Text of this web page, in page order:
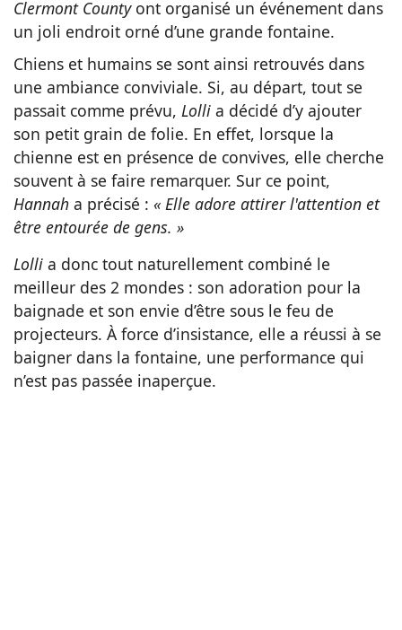
Clermont Countyont organisé un événement dans
un joli endroit orné d’une grande fontaine.
Chiens et humains se sont ainsi retrouvés dans
une ambiance conviviale. Si, au départ, tout se
passait comme prévu, Lolli a décidé d’y ajouter
son petit grain de folie. En effet, lorsque la
chienne est en présence de convives, elle cherche
souvent à se faire remarquer. Sur ce point,
Hannah a précisé : « Elle adore attirer l'attention et
être entourée de gens. »
Lolli a donc tout naturellement combiné le
meilleur des 2 mondes : son adoration pour la
baignade et son envie d’être sous le feu de
projecteurs. À force d’insistance, elle a réussi à se
baigner dans la fontaine, une performance qui
n’est pas passée inaperçue.